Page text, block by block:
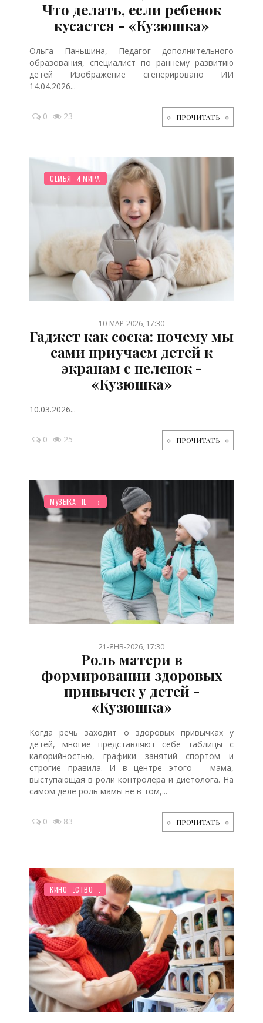
Что делать, если ребенок
кусается - «Кузюшка»
Ольга Паньшина, Педагог дополнительного
образования, специалист по раннему развитию
детей Изображение сгенерировано ИИ
14.04.2026...
0 23 ПРОЧИТАТЬ
ДЕТЯМ
СТАРШЕ ГОДА
МУЛЬТФИЛЬМЫ
НОВОСТИ МИРА
СЕМЬЯ
10-МАР-2026, 17:30
Гаджет как соска: почему мы
сами приучаем детей к
экранам с пеленок -
«Кузюшка»
10.03.2026...
0 25 ПРОЧИТАТЬ
НОВОСТИ МИРА
/
ЗДОРОВЬЕ
/
РЕБЕНОК
ТВОРЧЕСТВО
СТАРШЕ ГОДА
ПЛАНИРОВАНИЕ
ДЕТЯМ
/
СЕМЬЯ
/
СТАТЬИ
/
МУЛЬТФИЛЬМЫ
/
БЕРЕМЕННОСТЬ
/
ДОМ
/
ПРАЗДНИКИ
/
ПСИХОЛОГИЯ
/
ШКОЛЬНИК
/
РУКОДЕЛИЕ
/
ОТДЫХ
/
ЖИЛЬЕ
/
МУЗЫКА
21-ЯНВ-2026, 17:30
Роль матери в
формировании здоровых
привычек у детей -
«Кузюшка»
Когда речь заходит о здоровых привычках у
детей, многие представляют себе таблицы с
калорийностью, графики занятий спортом и
строгие правила. И в центре этого – мама,
выступающая в роли контролера и диетолога. На
самом деле роль мамы не в том,...
0 83 ПРОЧИТАТЬ
НОВОСТИ МИРА
/
ПЛАНИРОВАНИЕ
/
ПРАЗДНИКИ
/
ЗДОРОВЬЕ
/
ЖИЛЬЕ
/
СЕМЬЯ
/
ДЕТЯМ
/
ДО ГОДА
/
ПСИХОЛОГИЯ
/
ДОМ
/
ПОКУПКИ
/
ТВОРЧЕСТВО
/
КИНО